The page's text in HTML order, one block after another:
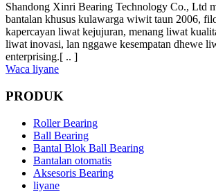
Shandong Xinri Bearing Technology Co., Ltd
bantalan khusus kulawarga wiwit taun 2006,
kapercayan liwat kejujuran, menang liwat
liwat inovasi, lan nggawe kesempatan dhewe
enterprising.[ .. ]
Waca liyane
PRODUK
Roller Bearing
Ball Bearing
Bantal Blok Ball Bearing
Bantalan otomatis
Aksesoris Bearing
liyane